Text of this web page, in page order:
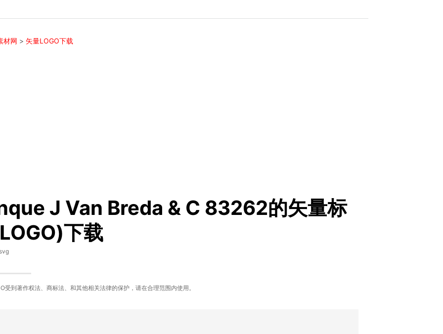
材网 > 矢量LOGO下载
J Van Breda & C 83262的矢量标
下载
受到著作权法、商标法、和其他相关法律的保护，请在合理范围内使用。